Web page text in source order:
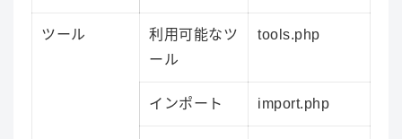
ツール
利用可能なツ
ール
tools.php
インポート import.php